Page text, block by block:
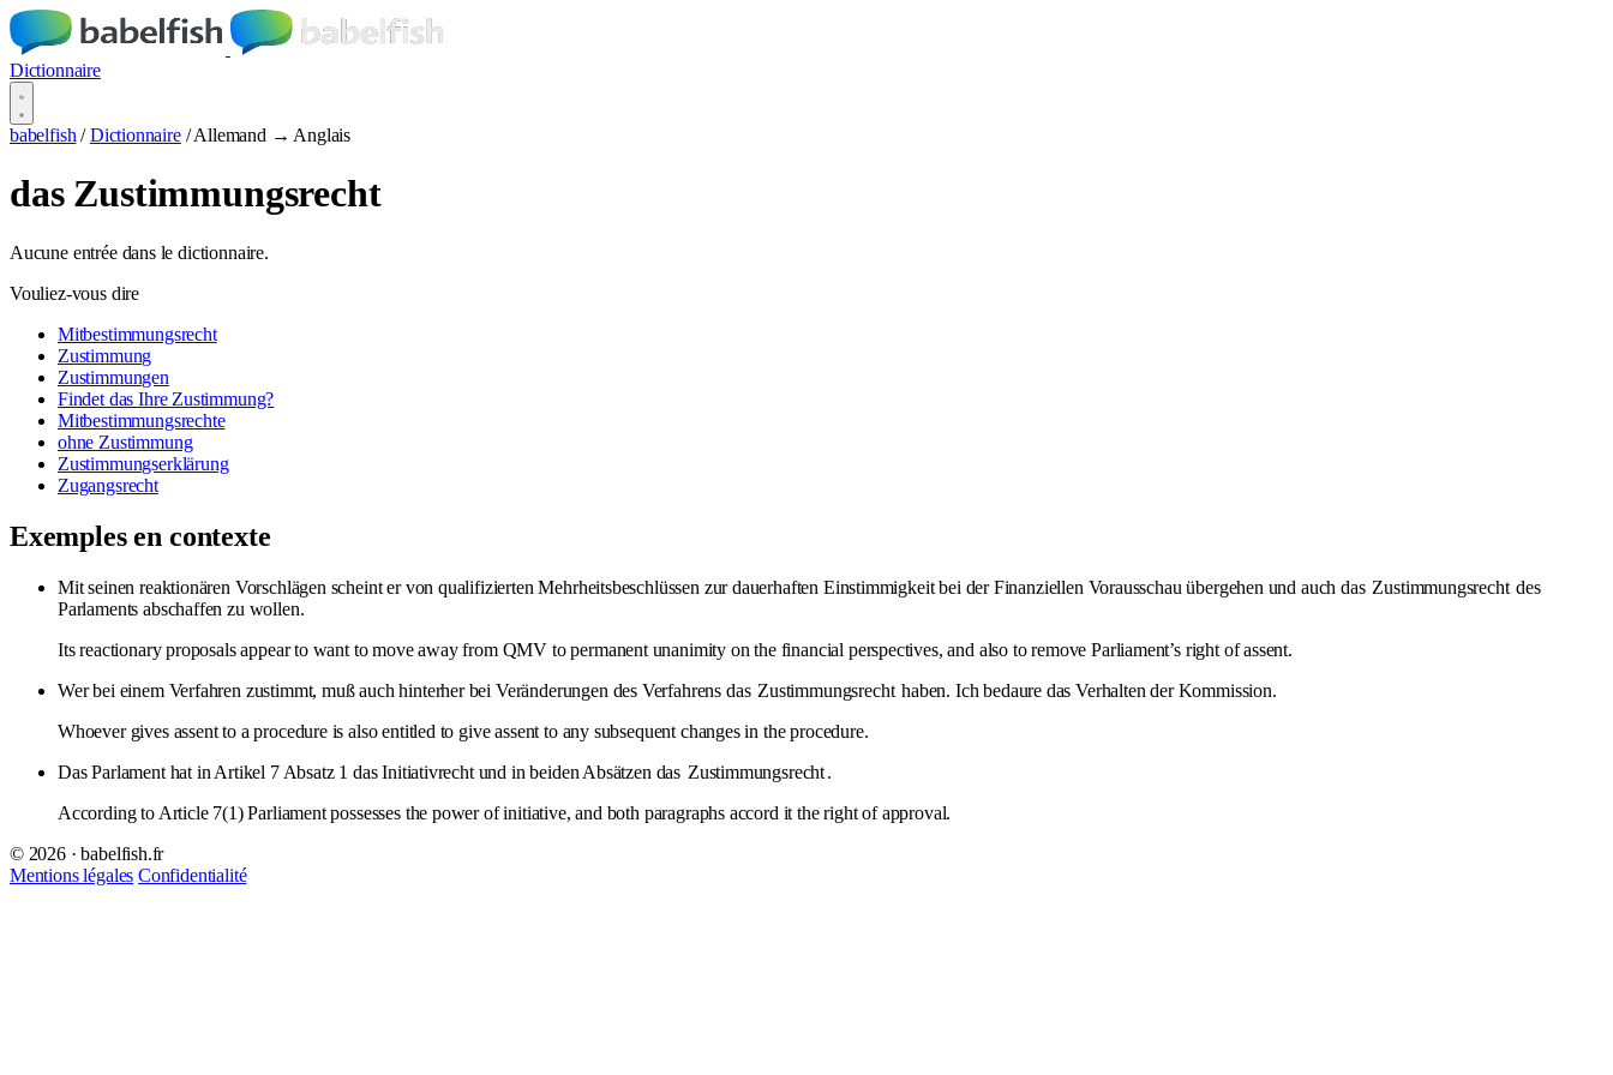
Dictionnaire
babelfish / Dictionnaire / Allemand → Anglais
das Zustimmungsrecht
Aucune entrée dans le dictionnaire.
Vouliez-vous dire
Mitbestimmungsrecht
Zustimmung
Zustimmungen
Findet das Ihre Zustimmung?
Mitbestimmungsrechte
ohne Zustimmung
Zustimmungserklärung
Zugangsrecht
Exemples en contexte
Mit seinen reaktionären Vorschlägen scheint er von qualifizierten Mehrheitsbeschlüssen zur dauerhaften Einstimmigkeit bei der Finanziellen Vorausschau übergehen und auch das Zustimmungsrecht des
Parlaments abschaffen zu wollen.
Its reactionary proposals appear to want to move away from QMV to permanent unanimity on the financial perspectives, and also to remove Parliament’s right of assent.
Wer bei einem Verfahren zustimmt, muß auch hinterher bei Veränderungen des Verfahrens das Zustimmungsrecht haben. Ich bedaure das Verhalten der Kommission.
Whoever gives assent to a procedure is also entitled to give assent to any subsequent changes in the procedure.
Das Parlament hat in Artikel 7 Absatz 1 das Initiativrecht und in beiden Absätzen das Zustimmungsrecht.
According to Article 7(1) Parliament possesses the power of initiative, and both paragraphs accord it the right of approval.
© 2026 · babelfish.fr
Mentions légales Confidentialité